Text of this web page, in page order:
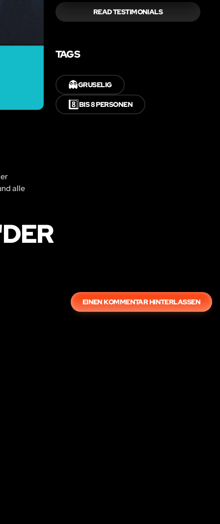
alle
READ TESTIMONIALS
TAGS
👻GRUSELIG
8️⃣BIS 8 PERSONEN
EINEN KOMMENTAR HINTERLASSEN